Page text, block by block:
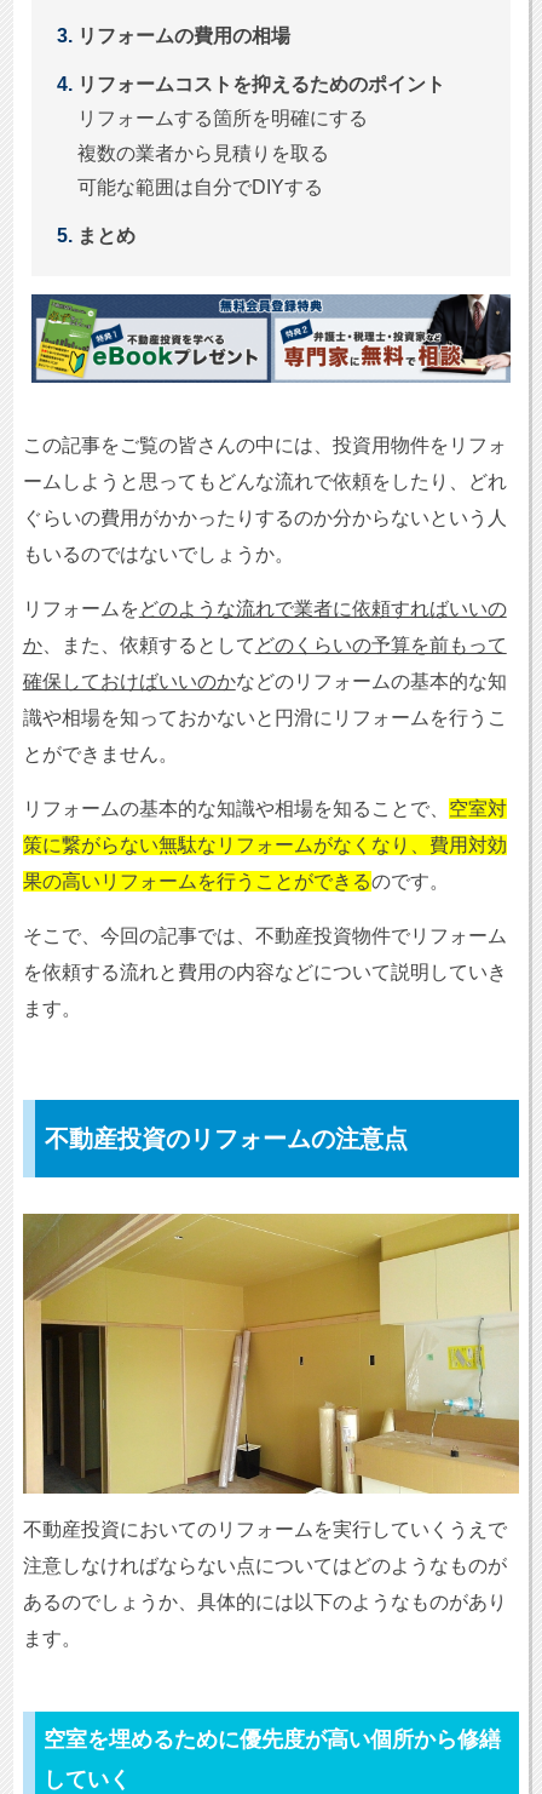
リフォームの費用の相場
リフォームコストを抑えるためのポイント
リフォームする箇所を明確にする
複数の業者から見積りを取る
可能な範囲は自分でDIYする
まとめ
この記事をご覧の皆さんの中には、投資用物件をリフォ
ームしようと思ってもどんな流れで依頼をしたり、どれ
ぐらいの費用がかかったりするのか分からないという人
もいるのではないでしょうか。
リフォームをどのような流れで業者に依頼すればいいの
か、また、依頼するとして どのくらいの予算を前もって
確保しておけばいいのかなどのリフォームの基本的な知
識や相場を知っておかないと円滑にリフォームを行うこ
とができません。
リフォームの基本的な知識や相場を知ることで、 空室対
策に繋がらない無駄なリフォームがなくなり、費用対効
果の高いリフォームを行うことができるのです。
そこで、今回の記事では、不動産投資物件でリフォーム
を依頼する流れと費用の内容などについて説明していき
ます。
不動産投資のリフォームの注意点
不動産投資においてのリフォームを実行していくうえで
注意しなければならない点についてはどのようなものが
あるのでしょうか、具体的には以下のようなものがあり
ます。
空室を埋めるために優先度が高い個所から修繕
していく